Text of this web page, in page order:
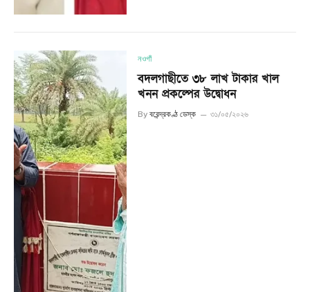
নওগাঁ
বদলগাছীতে ৩৮ লাখ টাকার খাল
খনন প্রকল্পের উদ্বোধন
By বরেন্দ্রকণ্ঠ ডেস্ক ৩১/০৫/২০২৬